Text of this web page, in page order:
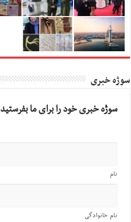
سوژه خبری
سوژه خبری خود را برای ما بفرستید
نام
نام خانوادگی